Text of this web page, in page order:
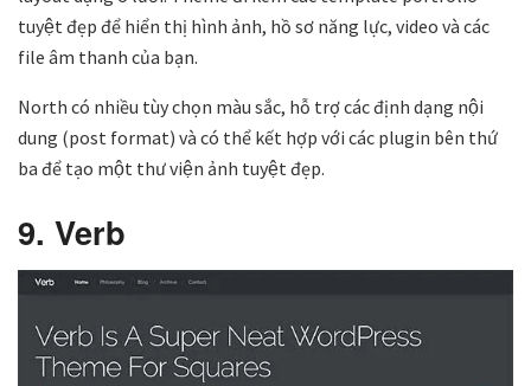
tuyệt đẹp để hiển thị hình ảnh, hồ sơ năng lực, video và các
file âm thanh của bạn.
North có nhiều tùy chọn màu sắc, hỗ trợ các định dạng nội
dung (post format) và có thể kết hợp với các plugin bên thứ
ba để tạo một thư viện ảnh tuyệt đẹp.
9. Verb